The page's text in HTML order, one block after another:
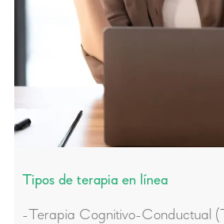
Tipos de terapia en línea
-Terapia Cognitivo-Conductual